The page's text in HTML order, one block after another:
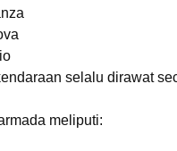
selalu dirawat
meliputi: